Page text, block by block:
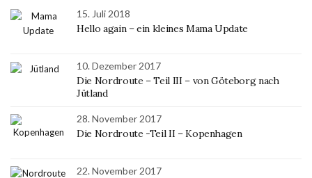
15. Juli 2018
Hello again – ein kleines Mama Update
10. Dezember 2017
Die Nordroute – Teil III – von Göteborg nach
Jütland
28. November 2017
Die Nordroute -Teil II – Kopenhagen
22. November 2017